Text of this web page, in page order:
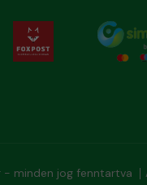
minden jog fenntartva